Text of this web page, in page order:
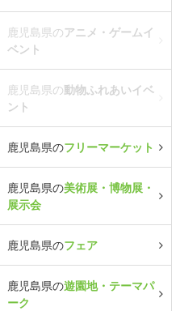
鹿児島県のアニメ・ゲームイ
ベント
鹿児島県の動物ふれあいイベ
ント
鹿児島県のフリーマーケット
鹿児島県の美術展・博物展・
展示会
鹿児島県のフェア
鹿児島県の遊園地・テーマパ
ーク